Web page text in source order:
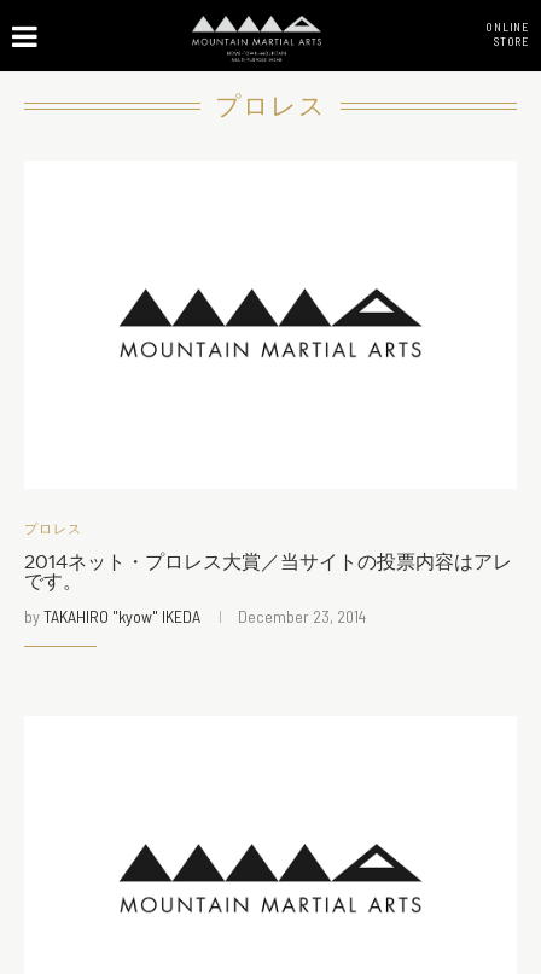
ONLINE
STORE
プロレス
プロレス
2014ネット・プロレス大賞／当サイトの投票内容はアレ
です。
byTAKAHIRO "kyow" IKEDA December 23, 2014